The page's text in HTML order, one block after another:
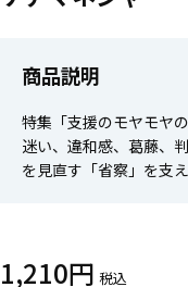
商品説明
特集「支援のモヤモヤ
迷い、違和感、葛藤、
を見直す「省察」を支
1,210円 税込